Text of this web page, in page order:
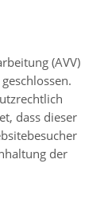
(AVV)
dass dieser
der